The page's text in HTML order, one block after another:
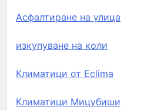
Асфалтиране на улица
изкупуване на коли
Климатици от Eclima
Климатици Мицубиши